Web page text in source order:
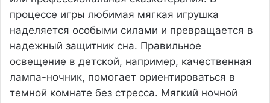
процессе игры любимая мягкая игрушка
наделяется особыми силами и превращается в
надежный защитник сна. Правильное
освещение в детской, например, качественная
лампа-ночник, помогает ориентироваться в
темной комнате без стресса. Мягкий ночной